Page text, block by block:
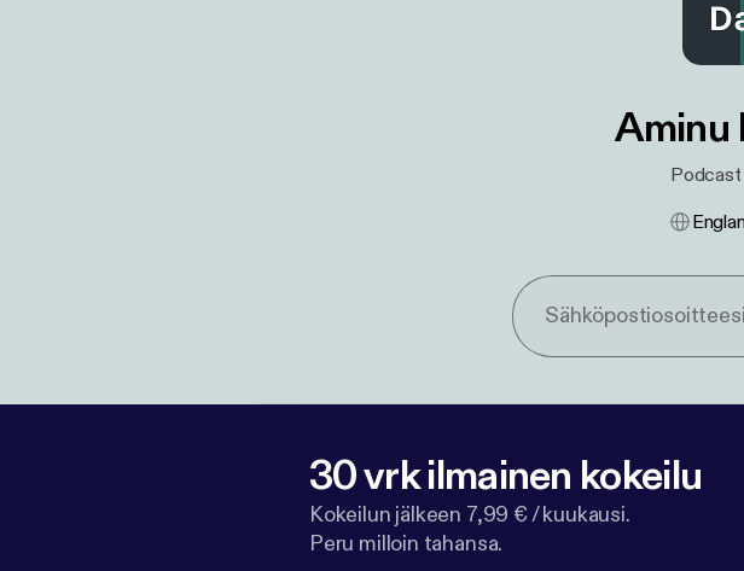
Aminu
Podcast
30 vrk ilmainen kokeilu
Kokeilun jälkeen 7,99 € / kuukausi.
Peru milloin tahansa.